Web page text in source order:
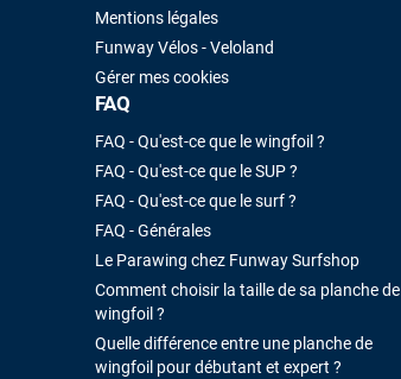
Mentions légales
Funway Vélos - Veloland
Gérer mes cookies
FAQ
FAQ - Qu'est-ce que le wingfoil ?
FAQ - Qu'est-ce que le SUP ?
FAQ - Qu'est-ce que le surf ?
FAQ - Générales
Le Parawing chez Funway Surfshop
Comment choisir la taille de sa planche de
wingfoil ?
Quelle différence entre une planche de
wingfoil pour débutant et expert ?